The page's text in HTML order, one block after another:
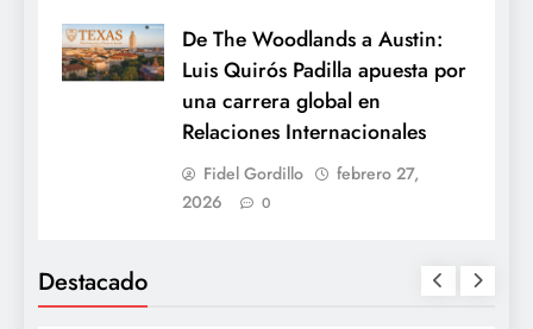
De The Woodlands a Austin:
Luis Quirós Padilla apuesta por
una carrera global en
Relaciones Internacionales
Fidel Gordillo
febrero 27,
2026
0
Destacado